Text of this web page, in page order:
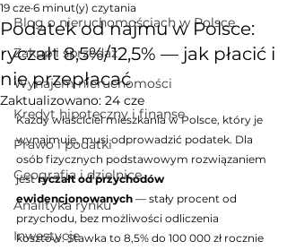
Blog o nieruchomościach w Polsce
Zakup i sprzedaż
Wynajem nieruchomości
Kredyt hipoteczny i finanse
Prawo i podatki
Geografia i dzielnice
Analityka rynku
Inwestycje
Podatek od najmu w Polsce:
ryczałt 8,5%/12,5% — jak płacić i
nie przepłacać
19 cze 6 minut(y) czytania
Zaktualizowano: 24 cze
Każdy właściciel mieszkania w Polsce, który je
wynajmuje, musi odprowadzić podatek. Dla
osób fizycznych podstawowym rozwiązaniem
jest ryczałt od przychodów
ewidencjonowanych — stały procent od
przychodu, bez możliwości odliczenia
kosztów. Stawka to 8,5% do 100 000 zł rocznie